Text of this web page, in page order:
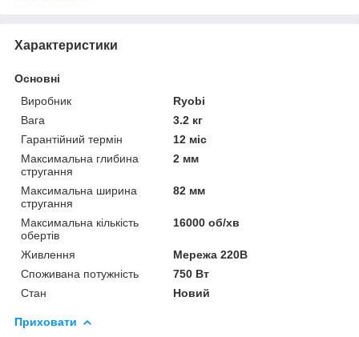
Характеристики
Основні
Виробник
Ryobi
Вага
3.2 кг
Гарантійний термін
12 міс
Максимальна глибина
стругання
2 мм
Максимальна ширина
стругання
82 мм
Максимальна кількість
обертів
16000 об/хв
Живлення
Мережа 220В
Споживана потужність
750 Вт
Стан
Новий
Приховати